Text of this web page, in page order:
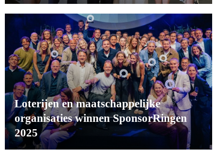
Loterijen en maatschappelijke
organisaties winnen SponsorRingen
2025